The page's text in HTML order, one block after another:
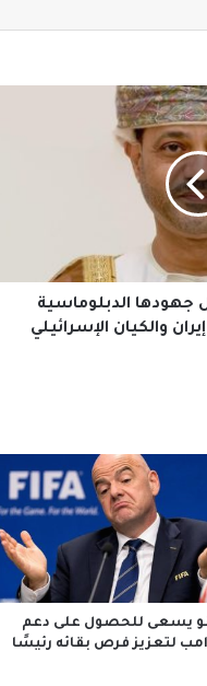
الدبلوماسية
والكيان الإسرائيلي
يسعى للحصول على دعم
لتعزيز فرص بقائه رئيسًا